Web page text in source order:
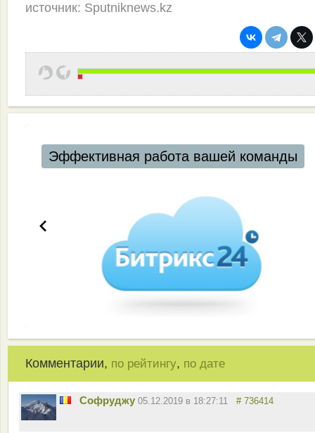
источник: Sputniknews.kz
Эффективная работа вашей команды
Комментарии, по рейтингу, по дате
Софруджу 05.12.2019 в 18:27:11 # 736414